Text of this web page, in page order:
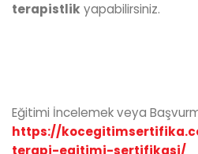
terapistlik yapabilirsiniz.
Eğitimi İncelemek veya
https://